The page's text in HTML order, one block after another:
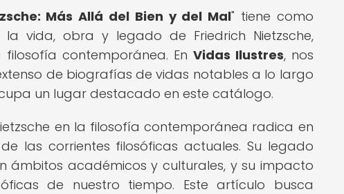
Más Allá del Bien y del Mal" tiene como
vida, obra y legado de Friedrich Nietzsche,
contemporánea. En Vidas Ilustres, nos
de biografías de vidas notables a lo largo
un lugar destacado en este catálogo.
en la filosofía contemporánea radica en
las corrientes filosóficas actuales. Su legado
ámbitos académicos y culturales, y su impacto
de nuestro tiempo. Este artículo busca